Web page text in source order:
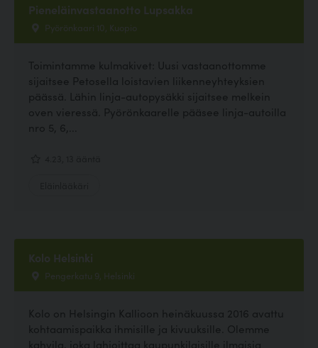
Pieneläinvastaanotto Lupsakka
Pyörönkaari 10, Kuopio
Toimintamme kulmakivet: Uusi vastaanottomme
sijaitsee Petosella loistavien liikenneyhteyksien
päässä. Lähin linja-autopysäkki sijaitsee melkein
oven vieressä. Pyörönkaarelle pääsee linja-autoilla
nro 5, 6,...
Kolo Helsinki
Pengerkatu 9, Helsinki
Kolo on Helsingin Kallioon heinäkuussa 2016 avattu
kohtaamispaikka ihmisille ja kivuuksille. Olemme
kahvila, joka lahjoittaa kaupunkilaisille ilmaisia